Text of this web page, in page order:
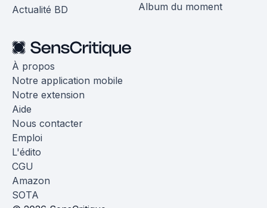
Actualité BD
Album du moment
À propos
Notre application mobile
Notre extension
Aide
Nous contacter
Emploi
L'édito
CGU
Amazon
SOTA